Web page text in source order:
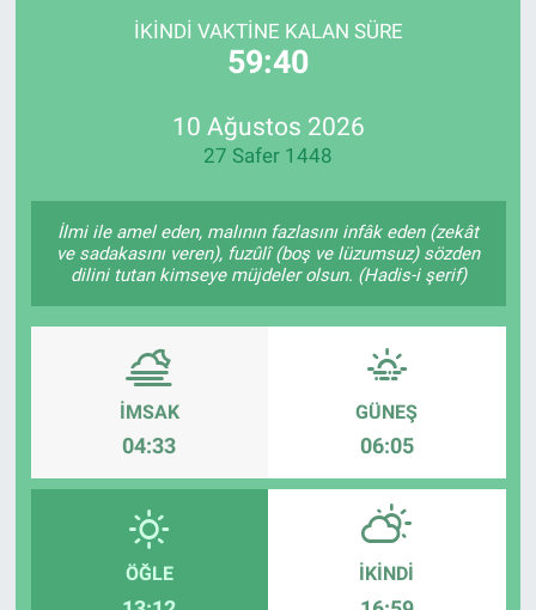
İKINDI VAKTINE KALAN SÜRE
59:40
10 Ağustos 2026
27 Safer 1448
İlmi ile amel eden, malının fazlasını infâk eden (zekât
ve sadakasını veren), fuzûlî (boş ve lüzumsuz) sözden
dilini tutan kimseye müjdeler olsun. (Hadis-i şerif)
İMSAK
04:33
GÜNEŞ
06:05
ÖĞLE İKINDI
Son Dakika Haberleri